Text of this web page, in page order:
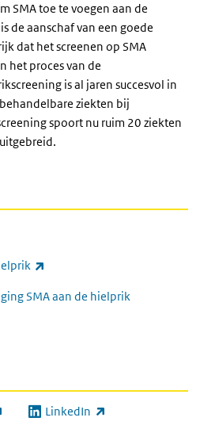
SMA toe te voegen aan de
de aanschaf van een goede
dat het screenen op SMA
het proces van de
is al jaren succesvol in
ziekten bij
spoort nu ruim 20 ziekten
SMA aan de hielprik
link) LinkedIn
(externe link)